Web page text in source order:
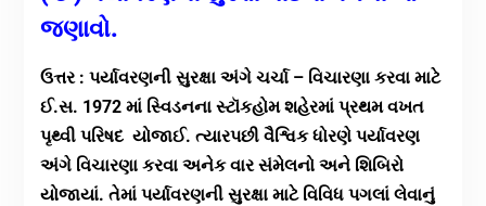
જણાવો.
ઉત્તર : પર્યાવરણની સુરક્ષા અંગે ચર્ચા – વિચારણા કરવા માટે
ઈ.સ. 1972 માં સ્વિડનના સ્ટૉકહોમ શહેરમાં પ્રથમ વખત
પૃથ્વી પરિષદ યોજાઈ. ત્યારપછી વૈશ્વિક ધોરણે પર્યાવરણ
અંગે વિચારણા કરવા અનેક વાર સંમેલનો અને શિબિરો
યોજાયાં. તેમાં પર્યાવરણની સુરક્ષા માટે વિવિધ પગલાં લેવાનું